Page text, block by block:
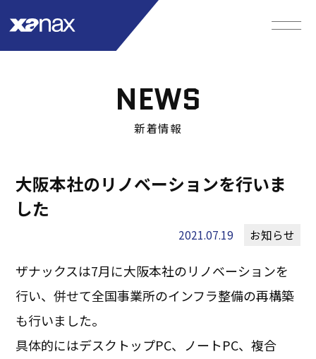
NEWS
新着情報
大阪本社のリノベーションを行いま
した
2021.07.19 お知らせ
ザナックスは7月に大阪本社のリノベーションを
行い、併せて全国事業所のインフラ整備の再構築
も行いました。
具体的にはデスクトップPC、ノートPC、複合